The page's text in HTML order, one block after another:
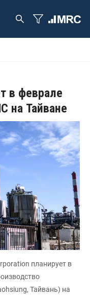
в феврале
на Тайване
планирует в
Тайвань) на